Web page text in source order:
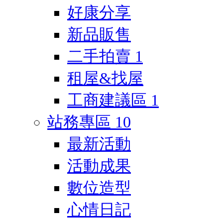
好康分享
新品販售
二手拍賣 1
租屋&找屋
工商建議區 1
站務專區 10
最新活動
活動成果
數位造型
心情日記